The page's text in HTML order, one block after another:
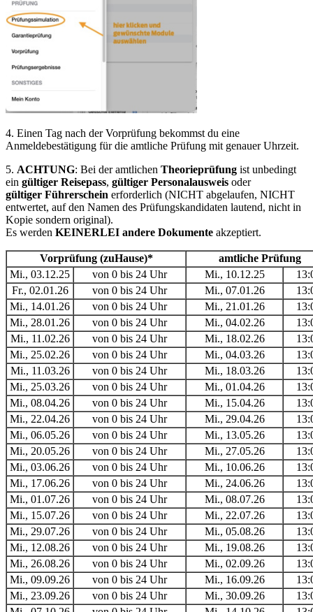
4. Einen Tag nach der Vorprüfung bekommst du eine
Anmeldebestätigung für die amtliche Prüfung mit genauer Uhrzeit.
5. ACHTUNG: Bei der amtlichen Theorieprüfung ist unbedingt
ein gültiger Reisepass, gültiger Personalausweis oder
gültiger Führerschein erforderlich (NICHT abgelaufen, NICHT
entwertet, auf den Namen des Prüfungskandidaten lautend, nicht in
Kopie sondern original).
Es werden KEINERLEI andere Dokumente akzeptiert.
Vorprüfung (zuHause)*
amtliche Prüfung
Mi., 03.12.25
von 0 bis 24 Uhr Mi., 10.12.25
Fr., 02.01.26
von 0 bis 24 Uhr Mi., 07.01.26
Mi., 14.01.26
von 0 bis 24 Uhr Mi., 21.01.26
Mi., 28.01.26
von 0 bis 24 Uhr Mi., 04.02.26
Mi., 11.02.26
von 0 bis 24 Uhr Mi., 18.02.26
Mi., 25.02.26
von 0 bis 24 Uhr Mi., 04.03.26
Mi., 11.03.26
von 0 bis 24 Uhr Mi., 18.03.26
Mi., 25.03.26
von 0 bis 24 Uhr Mi., 01.04.26
Mi., 08.04.26
von 0 bis 24 Uhr Mi., 15.04.26
Mi., 22.04.26
von 0 bis 24 Uhr Mi., 29.04.26
Mi., 06.05.26
von 0 bis 24 Uhr Mi., 13.05.26
Mi., 20.05.26
von 0 bis 24 Uhr Mi., 27.05.26
Mi., 03.06.26
von 0 bis 24 Uhr Mi., 10.06.26
Mi., 17.06.26
von 0 bis 24 Uhr Mi., 24.06.26
Mi., 01.07.26
von 0 bis 24 Uhr Mi., 08.07.26
Mi., 15.07.26
von 0 bis 24 Uhr Mi., 22.07.26
Mi., 29.07.26
von 0 bis 24 Uhr Mi., 05.08.26
Mi., 12.08.26
von 0 bis 24 Uhr Mi., 19.08.26
Mi., 26.08.26
von 0 bis 24 Uhr Mi., 02.09.26
Mi., 09.09.26
von 0 bis 24 Uhr Mi., 16.09.26
Mi., 23.09.26
von 0 bis 24 Uhr Mi., 30.09.26